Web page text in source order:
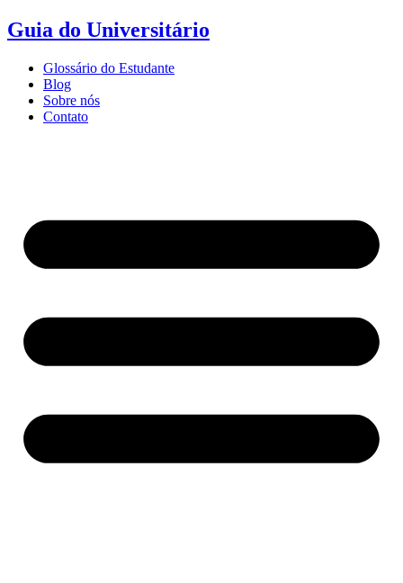
Ir
para
conteúdo
Guia do Universitário
Glossário do Estudante
Blog
Sobre nós
Contato